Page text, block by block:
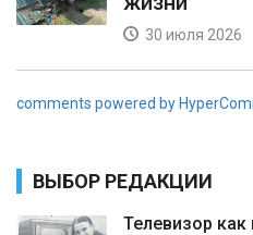
30 июля 2026
comments powered by
ВЫБОР РЕДАКЦИИ
Телевизор как